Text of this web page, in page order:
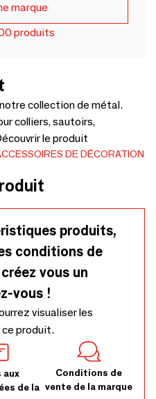
marque
produits
collection de métal.
colliers, sautoirs,
le produit
DE DÉCORATION
produits,
conditions de
vous un
vous !
visualiser les
produit.
aux
de la
Conditions de
vente de la marque